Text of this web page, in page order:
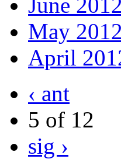
May 2012
April
‹ ant
5 of 12
sig ›